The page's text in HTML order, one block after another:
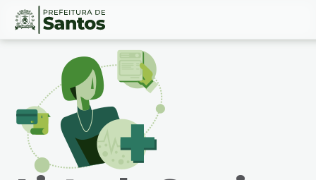
Ir
Conteúdo